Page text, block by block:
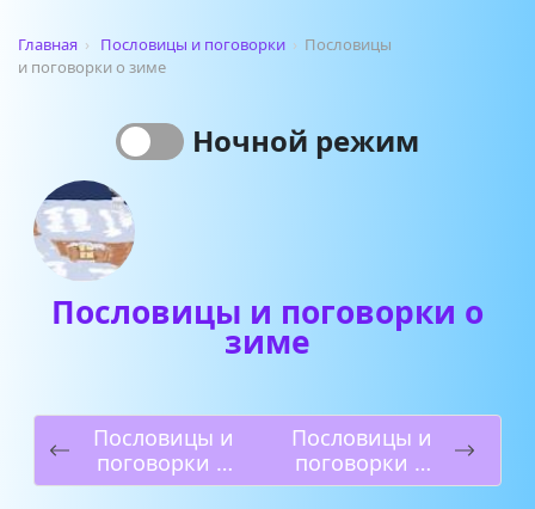
Главная › Пословицы и поговорки › Пословицы
и поговорки о зиме
Ночной режим
Пословицы и поговорки о
зиме
Пословицы и
поговорки о
математике
Пословицы и
поговорки о
маме